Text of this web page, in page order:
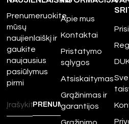
Prenumeruokite
mūsų
naujienlaiškį ir
gaukite
naujausius
pasiūlymus
pirmi
Apie mus
Kontaktai
Pristatymo
sąlygos
Atsiskaitymas
Grąžinimas ir
garantijos